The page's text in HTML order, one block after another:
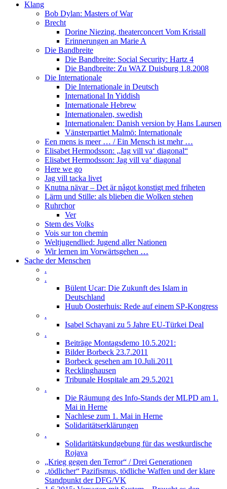
Klang
Bob Dylan: Masters of War
Brecht
Dorine Niezing, theaterconcert Vom Kristall
Erinnerungen an Marie A
Die Bandbreite
Die Bandbreite: Social Security: Hartz 4
Die Bandbreite: Zu WAZ Duisburg 1.8.2008
Die Internationale
Die Internationale in Deutsch
International In Yiddish
Internationale Hebrew
Internationalen, swedish
Internationalen: Danish version by Hans Laursen
Vänsterpartiet Malmö: Internationale
Een mens is meer … / Ein Mensch ist mehr …
Elisabet Hermodsson: „Jag vill va‘ diagonal“
Elisabet Hermodsson: Jag vill va‘ diagonal
Here we go
Jag vill tacka livet
Knutna nävar – Det är något konstigt med friheten
Lärm und Stille: als blieben die Wolken stehen
Ruhrchor
Ver
Stem des Volks
Vois sur ton chemin
Weltjugendlied: Jugend aller Nationen
Wir lernen im Vorwärtsgehen …
Sache der Menschen
.
.
Bülent Ucar: Die Zukunft des Islam in
Deutschland
Huub Oosterhuis: Rede auf einem SP-Kongress
.
Isabel Schayani zu 5 Jahre EU-Türkei Deal
.
Beiträge Montagsdemo 10.5.2021:
Bilder Borbeck 23.7.2011
Borbeck gesehen am 10.Juli.2011
Recklinghausen
Tribunale Hospitale am 29.5.2021
.
Die Räumung des Info-Stands der MLPD am 1.
Mai in Herne
Nachlese zum 1. Mai in Herne
Solidaritätserklärungen
.
Solidaritätskundgebung für das westkurdische
Rojava
„Krieg gegen den Terror“ / Drei Generationen
„tödlicher“ Pazifismus, tödliche Waffen und der klare
Standpunkt der DFG/VK